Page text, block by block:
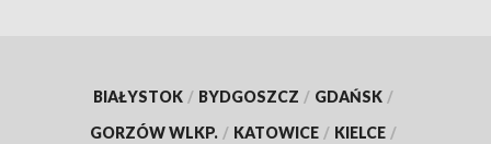
BIAŁYSTOK / BYDGOSZCZ / GDAŃSK /
GORZÓW WLKP. / KATOWICE / KIELCE /